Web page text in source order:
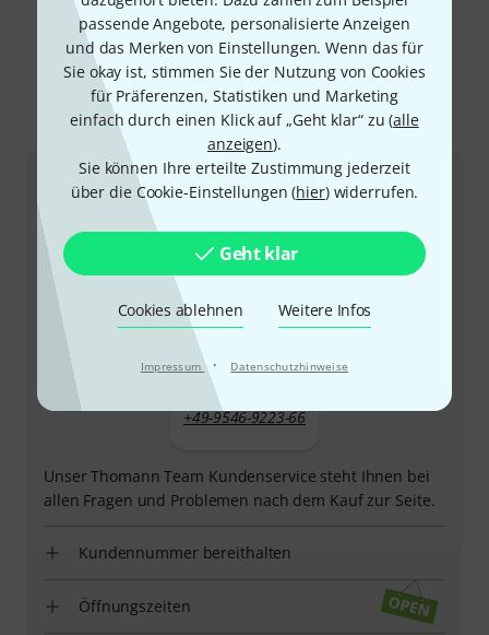
passende Angebote, personalisierte Anzeigen
und das Merken von Einstellungen. Wenn das für
Sie okay ist, stimmen Sie der Nutzung von Cookies
für Präferenzen, Statistiken und Marketing
einfach durch einen Klick auf „Geht klar“ zu (alle
anzeigen).
Sie können Ihre erteilte Zustimmung jederzeit
über die Cookie-Einstellungen (hier) widerrufen.
Geht klar
Cookies ablehnen Weitere Infos
Impressum · Datenschutzhinweise
Mehr anzeigen
So erreichen Sie uns
Kundenservice
+49-9546-9223-66
Unser Thomann Team Kundenservice steht Ihnen bei
allen Fragen und Problemen nach dem Kauf zur Seite.
Kundennummer bereithalten
Öffnungszeiten